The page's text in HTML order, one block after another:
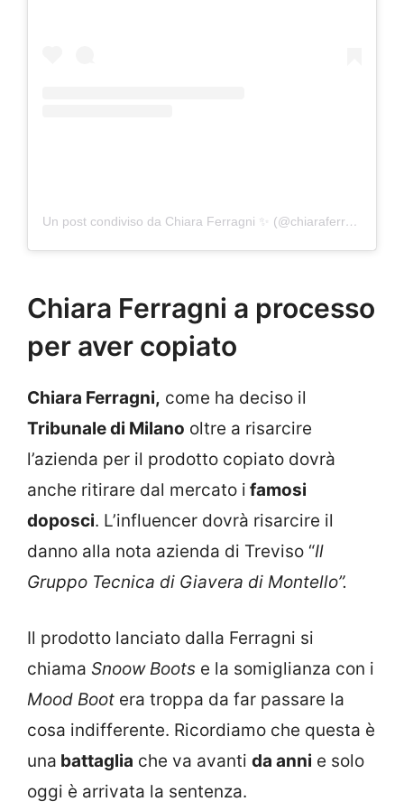
Un post condiviso da Chiara Ferragni ✨ (@chiaraferragni)
Chiara Ferragni a processo
per aver copiato
Chiara Ferragni, come ha deciso il
Tribunale di Milano oltre a risarcire
l’azienda per il prodotto copiato dovrà
anche ritirare dal mercato i famosi
doposci. L’influencer dovrà risarcire il
danno alla nota azienda di Treviso “Il
Gruppo Tecnica di Giavera di Montello”.
Il prodotto lanciato dalla Ferragni si
chiama Snoow Boots e la somiglianza con i
Mood Boot era troppa da far passare la
cosa indifferente. Ricordiamo che questa è
una battaglia che va avanti da anni e solo
oggi è arrivata la sentenza.